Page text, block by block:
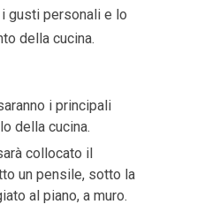
gusti personali e lo
della cucina.
i principali
della cucina.
collocato il
un pensile, sotto la
al piano, a muro.